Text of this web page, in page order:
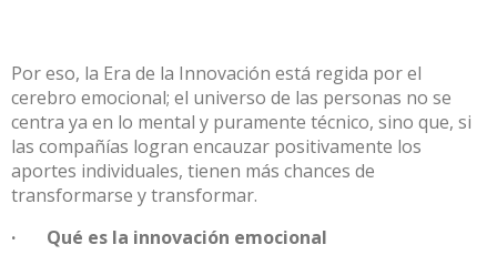
Por eso, la Era de la Innovación está regida por el
cerebro emocional; el universo de las personas no se
centra ya en lo mental y puramente técnico, sino que, si
las compañías logran encauzar positivamente los
aportes individuales, tienen más chances de
transformarse y transformar.
· Qué es la innovación emocional